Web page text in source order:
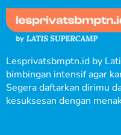
Lesprivatsbmptn.id by
bimbingan intensif agar
Segera daftarkan dirimu
kesuksesan dengan